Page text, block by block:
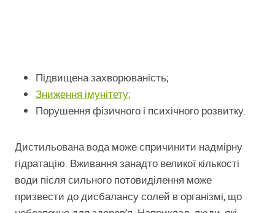
Підвищена захворюваність;
Зниження імунітету;
Порушення фізичного і психічного розвитку.
Дистильована вода може спричинити надмірну
гідратацію. Вживання занадто великої кількості
води після сильного потовиділення може
призвести до дисбалансу солей в організмі, що